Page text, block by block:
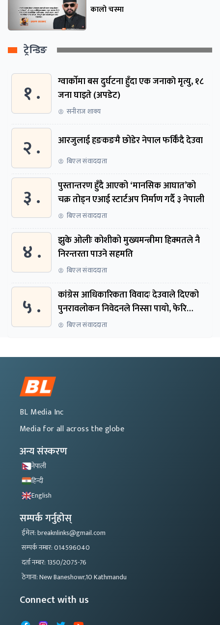
कालो चस्मा
ट्रेन्डिङ
१ .
ग्वार्काेमा बस दुर्घटना हुँदा एक जनाकाे मृत्यु, १८
जना घाइते (अपडेट)
सनीराज शाक्य
२ . आरजुलाई हङकङमै छोडेर नेपाल फर्किँदै देउवा
बिएल संवाददाता
३ .
पुस्तान्तरण हुँदै आएको ‘मानसिक आघात’को
चक्र तोड्न एआई स्टार्टअप निर्माण गर्दै ३ नेपाली
बिएल संवाददाता
४ .
झुके ओलीः कोशीको मुख्यमन्त्रीमा हिक्मतले नै
निरन्तरता पाउने सहमति
बिएल संवाददाता
५ .
कांग्रेस आधिकारिकता विवादः देउवाले दिएको
पुनरावलोकन निवेदनले निस्सा पायो, फेरि
सुरुदेखि सुनुवाइ हुने
बिएल संवाददाता
BL Media Inc
Media for all across the globe
अन्य संस्करण
नेपाली
हिन्दी
English
सम्पर्क गर्नुहोस्
ईमेल: breaknlinks@gmail.com
सम्पर्क नम्बर: 014596040
दर्ता नम्बर: 1350/2075-76
ठेगाना: New Baneshowr,10 Kathmandu
Connect with us